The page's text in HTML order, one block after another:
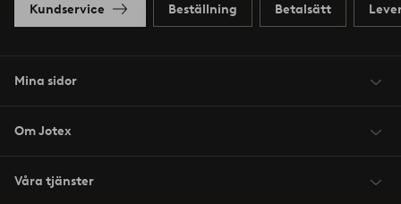
Kundservice Beställning Betalsätt
Mina sidor
Om Jotex
Våra tjänster